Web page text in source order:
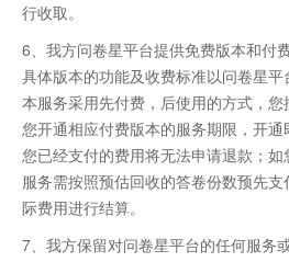
行收取。
6、我方问卷星平台提供免费版本和付
具体版本的功能及收费标准以问卷星
本服务采用先付费，后使用的方式，
您开通相应付费版本的服务期限，开通
您已经支付的费用将无法申请退款；
服务需按照预估回收的答卷份数预先
际费用进行结算。
7、我方保留对问卷星平台的任何服务